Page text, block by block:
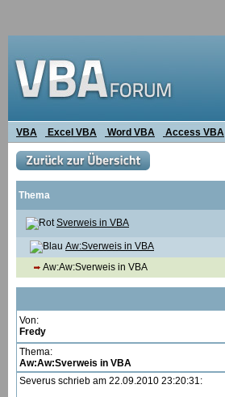
VBA Excel VBA Word VBA Access VBA
Thema
Sverweis in VBA
Aw:Sverweis in VBA
Aw:Aw:Sverweis in VBA
Von:
Fredy
Thema:
Aw:Aw:Sverweis in VBA
Severus schrieb am 22.09.2010 23:20:31: